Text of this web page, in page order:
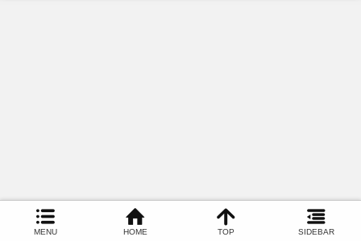
MENU HOME TOP SIDEBAR